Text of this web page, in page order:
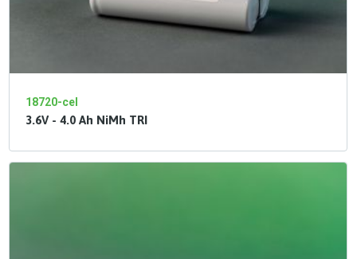
18720-cel
3.6V - 4.0 Ah NiMh TRI